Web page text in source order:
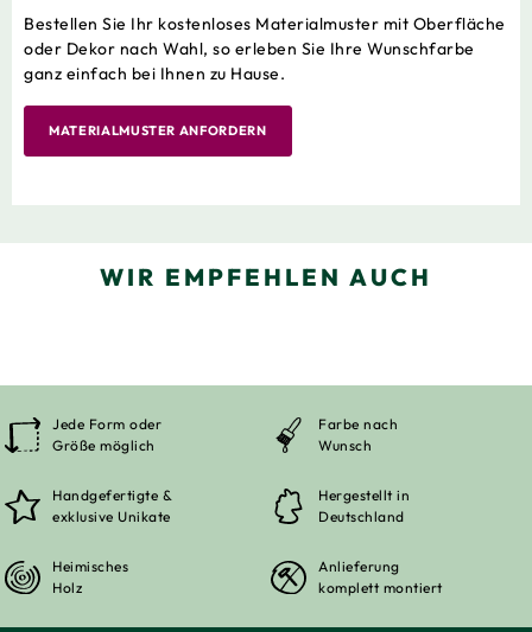
Bestellen Sie Ihr kostenloses Materialmuster mit Oberfläche
oder Dekor nach Wahl, so erleben Sie Ihre Wunschfarbe
ganz einfach bei Ihnen zu Hause.
MATERIALMUSTER ANFORDERN
WIR EMPFEHLEN AUCH
Jede Form oder
Größe möglich
Farbe nach
Wunsch
Handgefertigte &
exklusive Unikate
Hergestellt in
Deutschland
Heimisches
Holz
Anlieferung
komplett montiert